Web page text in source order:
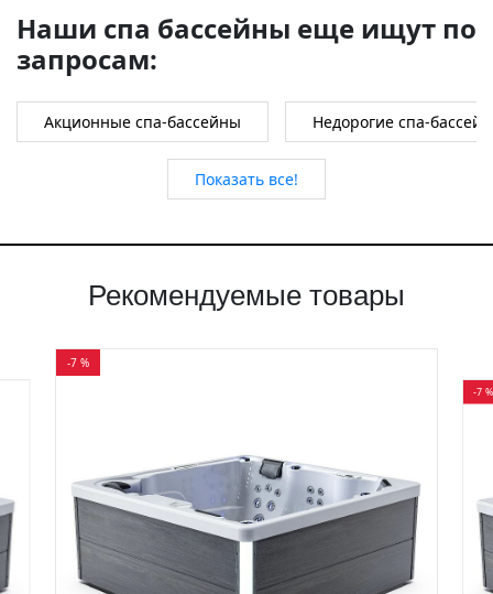
Наши спа бассейны еще ищут по
запросам:
Акционные спа-бассейны Недорогие спа-
Показать все!
Рекомендуемые товары
-7 %
-7 %